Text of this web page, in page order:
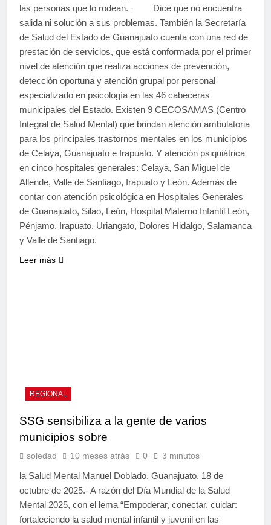
las personas que lo rodean. · Dice que no encuentra
salida ni solución a sus problemas. También la Secretaría
de Salud del Estado de Guanajuato cuenta con una red de
prestación de servicios, que está conformada por el primer
nivel de atención que realiza acciones de prevención,
detección oportuna y atención grupal por personal
especializado en psicología en las 46 cabeceras
municipales del Estado. Existen 9 CECOSAMAS (Centro
Integral de Salud Mental) que brindan atención ambulatoria
para los principales trastornos mentales en los municipios
de Celaya, Guanajuato e Irapuato. Y atención psiquiátrica
en cinco hospitales generales: Celaya, San Miguel de
Allende, Valle de Santiago, Irapuato y León. Además de
contar con atención psicológica en Hospitales Generales
de Guanajuato, Silao, León, Hospital Materno Infantil León,
Pénjamo, Irapuato, Uriangato, Dolores Hidalgo, Salamanca
y Valle de Santiago.
Leer más
REGIONAL
SSG sensibiliza a la gente de varios
municipios sobre
soledad 10 meses atrás 0 3 minutos
la Salud Mental Manuel Doblado, Guanajuato. 18 de
octubre de 2025.- A razón del Día Mundial de la Salud
Mental 2025, con el lema “Empoderar, conectar, cuidar:
fortaleciendo la salud mental infantil y juvenil en las